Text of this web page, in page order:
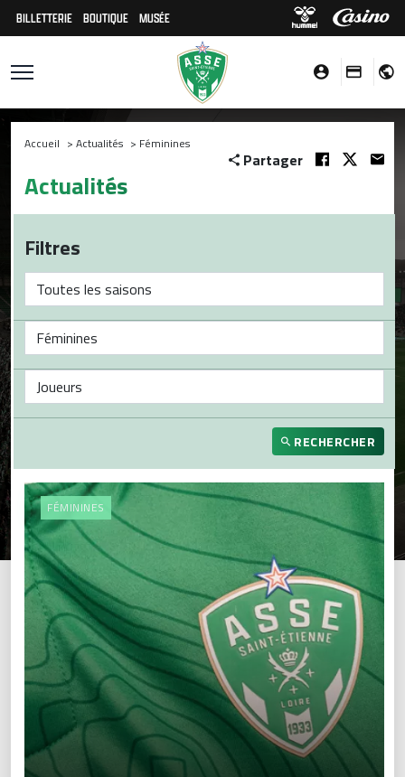
BILLETTERIE BOUTIQUE MUSÉE
Accueil > Actualités > Féminines
Partager
Actualités
Filtres
RECHERCHER
FÉMININES